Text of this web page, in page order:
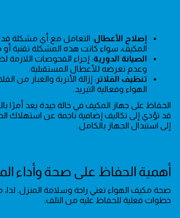
إصلاح الأعطال: التعامل مع أي مشكلة
المكيف، سواء كانت هذه المشكلة تقنية أو
الصيانة الدورية: إجراء الفحوصات اللازمة
وعدم تعرضه للأعطال المستقبلية.
تنظيف الفلاتر : إزالة الأتربة والغبار من
الهواء وفعالية التبريد.
الحفاظ على جهاز المكيف في حالة جيدة يعد أمرًا
قد تؤدي إلى تكاليف إضافية ناجمة عن استهلاك
إلى استبدال الجهاز بالكامل.
أهمية الحفاظ على صحة وأداء
صحة مكيف الهواء تعني راحة وسلامة المنزل. لذا،
خطوات فعلية للحفاظ عليه من التلف: